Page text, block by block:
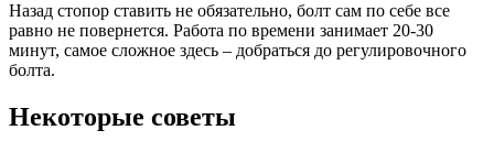
Назад стопор ставить не обязательно, болт сам по себе все
равно не повернется. Работа по времени занимает 20-30
минут, самое сложное здесь – добраться до регулировочного
болта.
Некоторые советы